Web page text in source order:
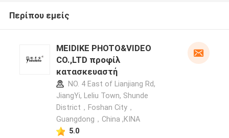
Περίπου εμείς
MEIDIKE PHOTO&VIDEO
CO.,LTD προφίλ
κατασκευαστή
NO. 4 East of Lianjiang Rd,
JiangYi, Leliu Town, Shunde
District，Foshan City，
Guangdong，China ,ΚΙΝΑ
5.0